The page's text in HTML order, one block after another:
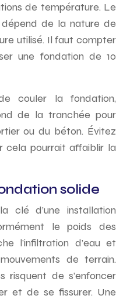
de température. Le
de la nature de
utilisé. Il faut compter
une fondation de 10
couler la fondation,
de la tranchée pour
ou du béton. Évitez
cela pourrait affaiblir la
solide
clé d’une installation
le poids des
l’infiltration d’eau et
de terrain.
risquent de s’enfoncer
et de se fissurer. Une